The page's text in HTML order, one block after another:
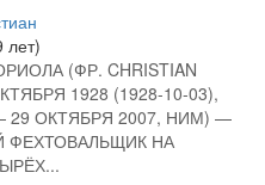
лет)
(ФР. CHRISTIAN
1928 (1928-10-03),
ОКТЯБРЯ 2007, НИМ) —
ФЕХТОВАЛЬЩИК НА